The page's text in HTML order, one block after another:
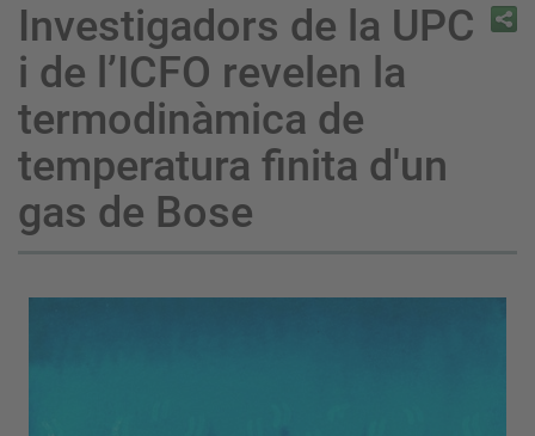
Investigadors de la UPC
i de l’ICFO revelen la
termodinàmica de
temperatura finita d'un
gas de Bose